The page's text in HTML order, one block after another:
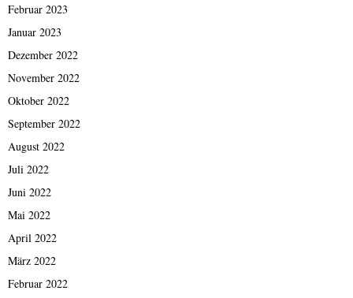
Februar 2023
Januar 2023
Dezember 2022
November 2022
Oktober 2022
September 2022
August 2022
Juli 2022
Juni 2022
Mai 2022
April 2022
März 2022
Februar 2022